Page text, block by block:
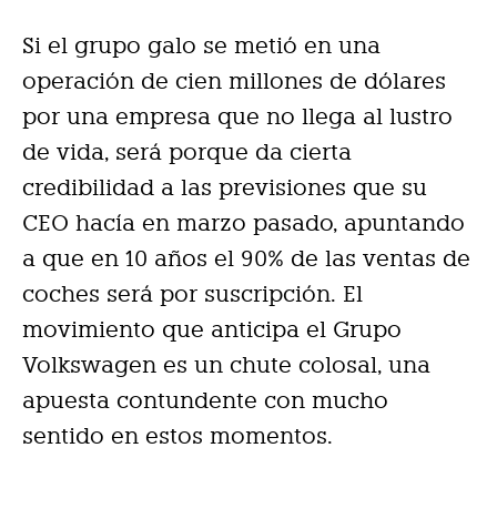
Si el grupo galo se metió en una
operación de cien millones de dólares
por una empresa que no llega al lustro
de vida, será porque da cierta
credibilidad a las previsiones que su
CEO hacía en marzo pasado, apuntando
a que en 10 años el 90% de las ventas de
coches será por suscripción. El
movimiento que anticipa el Grupo
Volkswagen es un chute colosal, una
apuesta contundente con mucho
sentido en estos momentos.